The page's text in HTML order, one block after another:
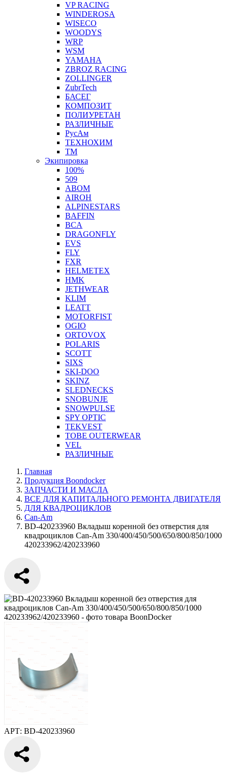
VP RACING
WINDEROSA
WISECO
WOODYS
WRP
WSM
YAMAHA
ZBROZ RACING
ZOLLINGER
ZubrTech
БАСЕГ
КОМПОЗИТ
ПОЛИУРЕТАН
РАЗЛИЧНЫЕ
РусАм
ТЕХНОХИМ
ТМ
Экипировка
100%
509
ABOM
AIROH
ALPINESTARS
BAFFIN
BCA
DRAGONFLY
EVS
FLY
FXR
HELMETEX
HMK
JETHWEAR
KLIM
LEATT
MOTORFIST
OGIO
ORTOVOX
POLARIS
SCOTT
SIXS
SKI-DOO
SKINZ
SLEDNECKS
SNOBUNJE
SNOWPULSE
SPY OPTIC
TEKVEST
TOBE OUTERWEAR
VEL
РАЗЛИЧНЫЕ
Главная
Продукция Boondocker
ЗАПЧАСТИ И МАСЛА
ВСЕ ДЛЯ КАПИТАЛЬНОГО РЕМОНТА ДВИГАТЕЛЯ
ДЛЯ КВАДРОЦИКЛОВ
Can-Am
BD-420233960 Вкладыш коренной без отверстия для
квадроциклов Can-Am 330/400/450/500/650/800/850/1000
420233962/420233960
АРТ: BD-420233960